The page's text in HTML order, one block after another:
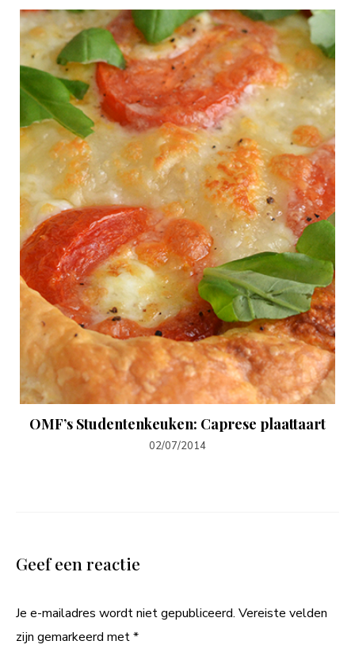
OMF’s Studentenkeuken: Caprese plaattaart
02/07/2014
Geef een reactie
Je e-mailadres wordt niet gepubliceerd. Vereiste velden
zijn gemarkeerd met*